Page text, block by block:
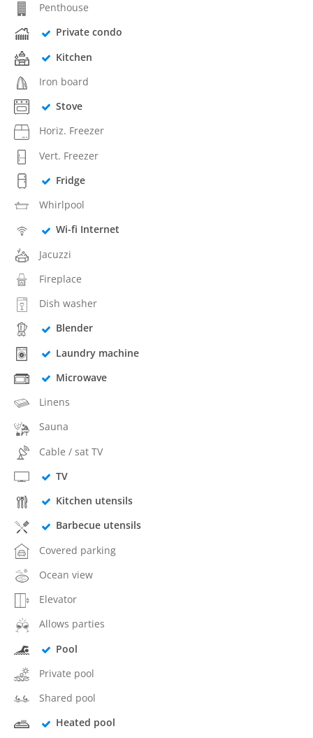
Penthouse
Private condo
Kitchen
Iron board
Stove
Horiz. Freezer
Vert. Freezer
Fridge
Whirlpool
Wi-fi Internet
Jacuzzi
Fireplace
Dish washer
Blender
Laundry machine
Microwave
Linens
Sauna
Cable / sat TV
TV
Kitchen utensils
Barbecue utensils
Covered parking
Ocean view
Elevator
Allows parties
Pool
Private pool
Shared pool
Heated pool